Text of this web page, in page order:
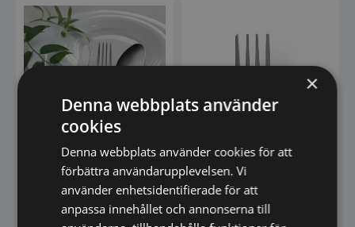
×
Denna webbplats använder
cookies
Denna webbplats använder cookies för att
förbättra användarupplevelsen. Vi
använder enhetsidentifierade för att
anpassa innehållet och annonserna till